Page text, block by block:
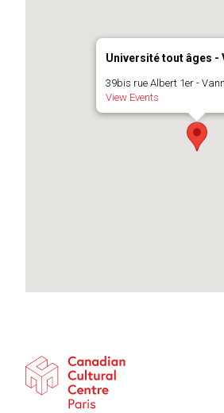
Université tout âges -
39bis rue Albert 1er -
View Events